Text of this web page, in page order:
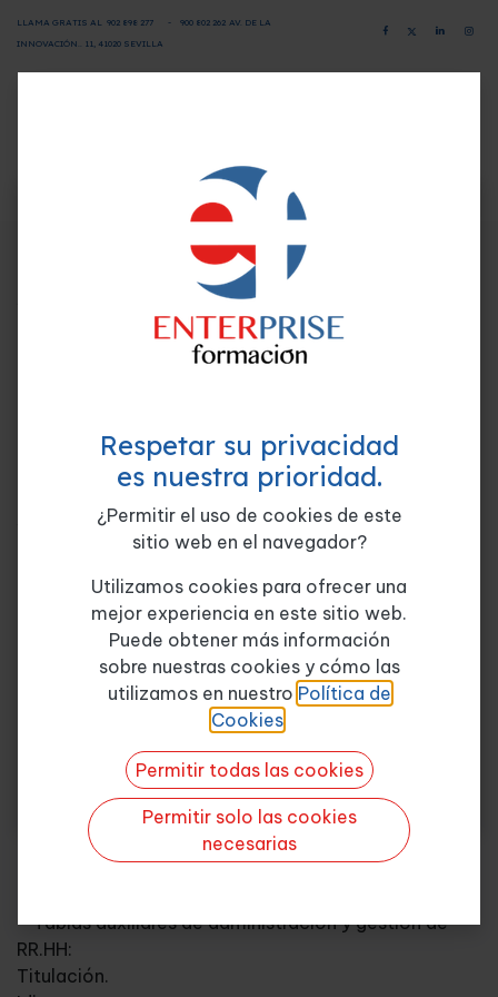
LLAMA GRATIS AL 902 898 277 - 900 802 262 AV. DE LA
INNOVACIÓN.. 11, 41020 SEVILLA
Programa-Contenido
recursos humanos.
– Elección de la aplicación informática:
Criterios organizativos.
– Funcionalidades y procedimientos de instalación
Software de la aplicación informática.
2. Tablas del Sistema.
– Tablas Generales:
Calendario
– Tablas de la Seguridad Social:
Bases de cotización.
Tipos de cotización.
Grupos de cotización.
– Tablas auxiliares de administración y gestión de
RR.HH:
Titulación.
¿Quieres formarte GRATIS y
mejorar tu perfil profesional?
Empieza hoy mismo. Te ayudamos a elegir el
mejor curso para ti.
Quiero más info
Respetar su privacidad
es nuestra prioridad.
¿Permitir el uso de cookies de este
sitio web en el navegador?
Utilizamos cookies para ofrecer una
mejor experiencia en este sitio web.
Puede obtener más información
sobre nuestras cookies y cómo las
utilizamos en nuestro Política de
Cookies.
Permitir todas las cookies
Permitir solo las cookies
necesarias